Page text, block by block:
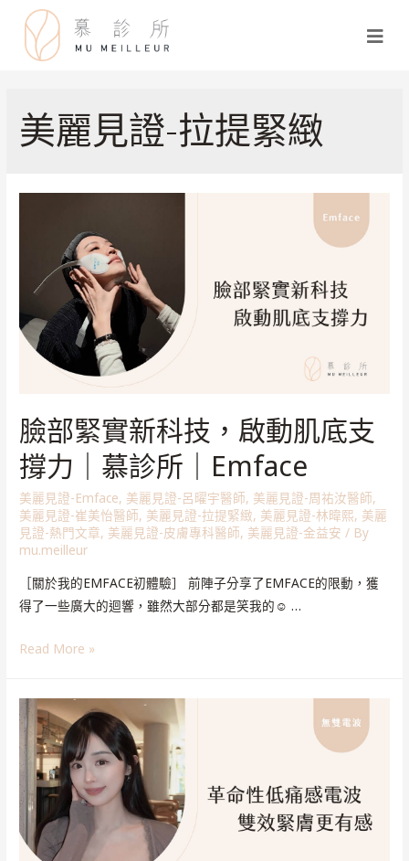
美麗見證-拉提緊緻
臉部緊實新科技，啟動肌底支
撐力｜慕診所｜Emface
美麗見證-Emface, 美麗見證-呂曜宇醫師, 美麗見證-周祐汝醫師,
美麗見證-崔美怡醫師, 美麗見證-拉提緊緻, 美麗見證-林暐熙, 美麗
見證-熱門文章, 美麗見證-皮膚專科醫師, 美麗見證-金益安 / By
mu.meilleur
［關於我的EMFACE初體驗］ 前陣子分享了EMFACE的限動，獲
得了一些廣大的迴響，雖然大部分都是笑我的☺️ …
Read More »